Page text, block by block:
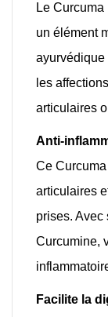
Le
un élément
ayurvédique
les
articulaires
Anti-
Ce
articulaires
prises. Avec
Curcumine,
Facilite la